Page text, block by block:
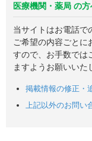
医療機関・薬局 の方
当サイトはお電話で
ご希望の内容ごとに
すので、お手数では
ますようお願いいた
掲載情報の修正・
上記以外のお問い